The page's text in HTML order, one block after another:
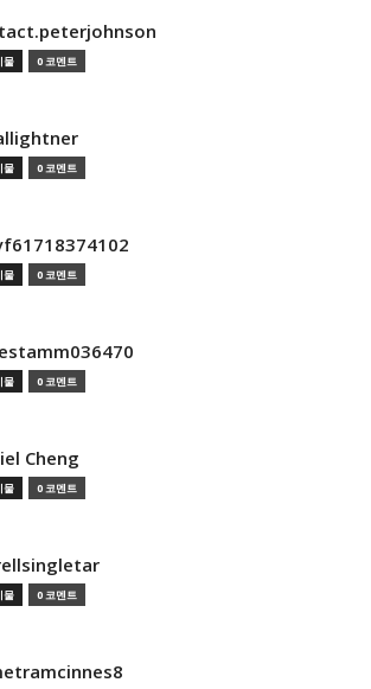
물 0 코멘트
물 0 코멘트
물 0 코멘트
물 0 코멘트
Cheng
물 0 코멘트
물 0 코멘트